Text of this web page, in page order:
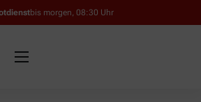
bis morgen, 08:30 Uhr